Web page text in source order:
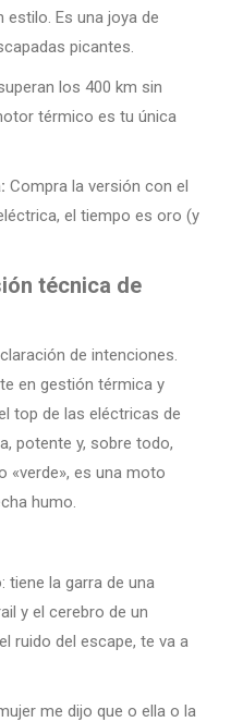
Es una joya de
picantes.
los 400 km sin
térmico es tu única
Compra la versión con el
el tiempo es oro (y
técnica de
de intenciones.
en gestión térmica y
top de las eléctricas de
potente y, sobre todo,
«verde», es una moto
humo.
tiene la garra de una
y el cerebro de un
ruido del escape, te va a
me dijo que o ella o la